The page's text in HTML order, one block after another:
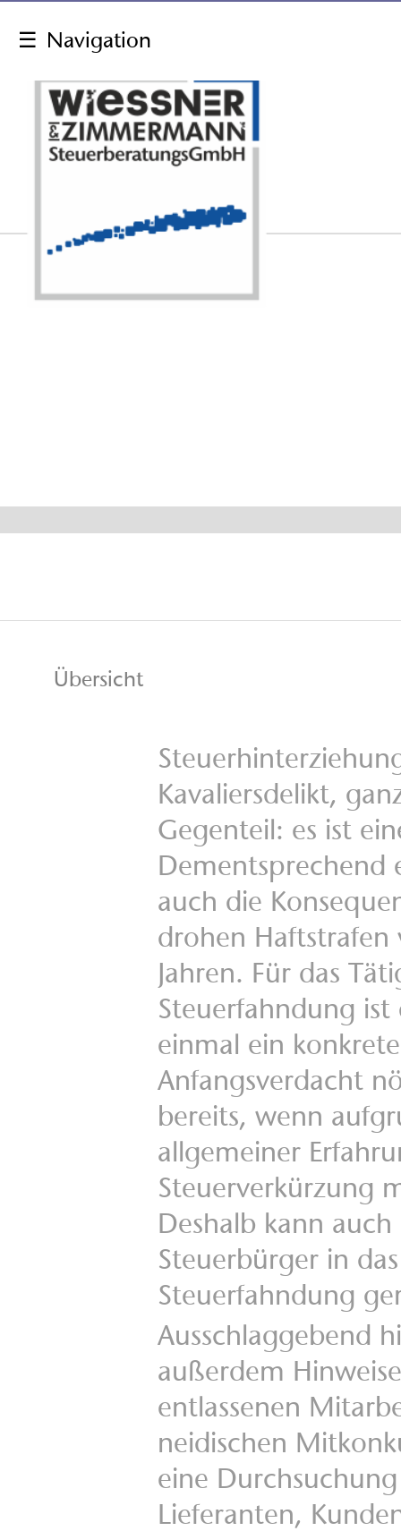
☰ Navigation
Übersicht
Kavaliersdelikt,
Gegenteil: es ist
Dementsprechend
auch die
drohen Haftstrafen
Jahren. Für das
Steuerfahndung
einmal ein
Anfangsverdacht
bereits, wenn
allgemeiner
Steuerverkürzung
Deshalb kann
Steuerbürger in
Steuerfahndung
Ausschlaggebend
außerdem
entlassenen
neidischen
eine
Lieferanten,